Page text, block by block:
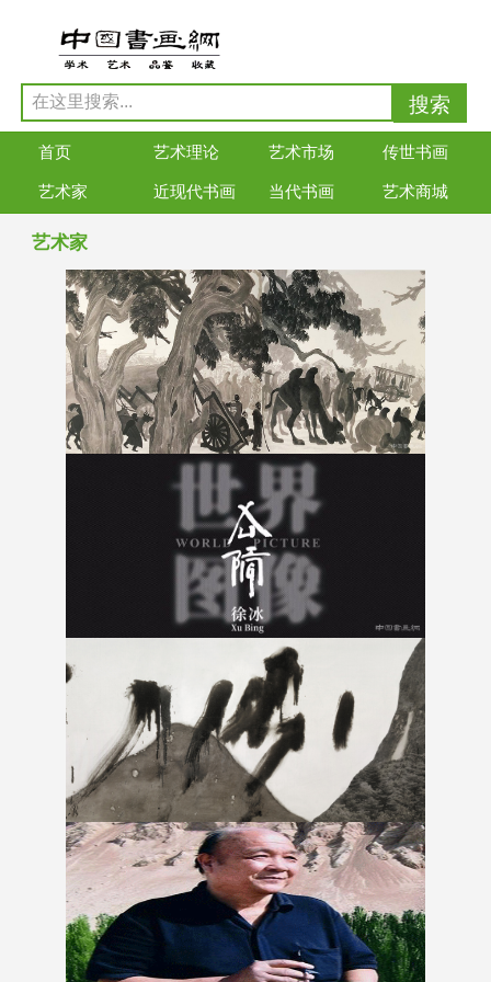
首页 艺术理论 艺术市场 传世书画
艺术家 近现代书画 当代书画 艺术商城
艺术家